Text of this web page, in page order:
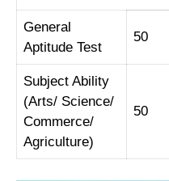
General
Aptitude Test
50
Subject Ability
(Arts/ Science/
Commerce/
Agriculture)
50